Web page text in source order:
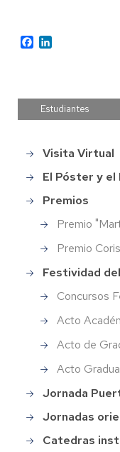
Facebook
Estudiantes
Main
menu
Visita Virtual
El Póster y
Premios
Premio
Premio
Festividad
Concursos
Acto
Acto de
Acto
Jornada
Jornadas
Catedras